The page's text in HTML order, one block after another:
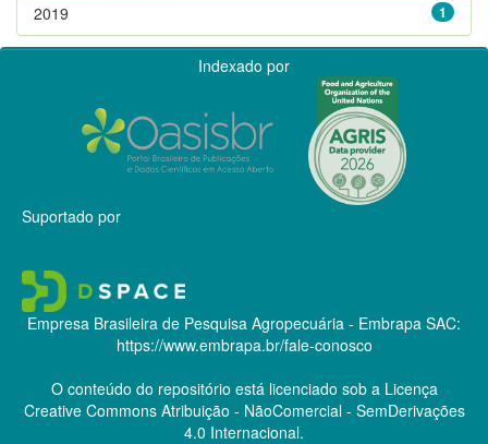
1
2019
Indexado por
Suportado por
Empresa Brasileira de Pesquisa Agropecuária - Embrapa SAC:
https://www.embrapa.br/fale-conosco
O conteúdo do repositório está licenciado sob a Licença
Creative CommonsAtribuição - NãoComercial - SemDerivações
4.0 Internacional.